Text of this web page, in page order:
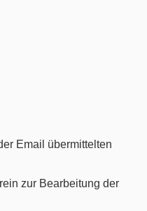
Email übermittelten
zur Bearbeitung der